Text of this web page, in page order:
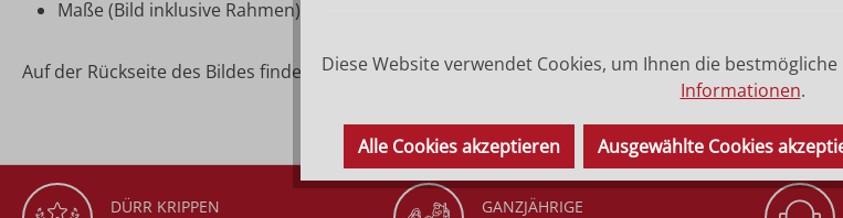
Maße (Bild inklusive Rahmen): ca. 12,7 × 16 cm
Auf der Rückseite des Bildes finden Sie die Beschreibung (Legende) des Heiligen.
DÜRR KRIPPEN
GANZJÄHRIGE
Diese Website verwendet Cookies, um Ihnen die
Informationen.
Alle Cookies akzeptieren Ausgewählte Cookies